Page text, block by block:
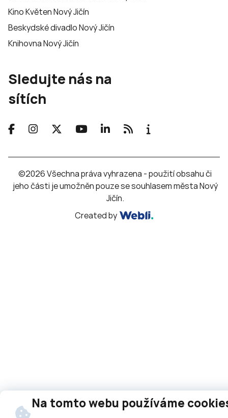
Na tomto webu používáme
Kino Květen Nový Jičín
Beskydské divadlo Nový Jičín
Knihovna Nový Jičín
Sledujte nás na
sítích
©2026 Všechna práva vyhrazena - použití obsahu či
jeho části je umožněn pouze se souhlasem města Nový
Jičín.
Created by